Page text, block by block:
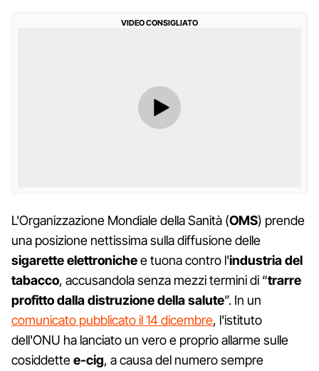
VIDEO CONSIGLIATO
L'Organizzazione Mondiale della Sanità (OMS) prende
una posizione nettissima sulla diffusione delle
sigarette elettronichee tuona contro l'industria del
tabacco, accusandola senza mezzi termini di “trarre
profitto dalla distruzione della salute”. In un
comunicato pubblicato il 14 dicembre, l'istituto
dell'ONU ha lanciato un vero e proprio allarme sulle
cosiddettee-cig, a causa del numero sempre